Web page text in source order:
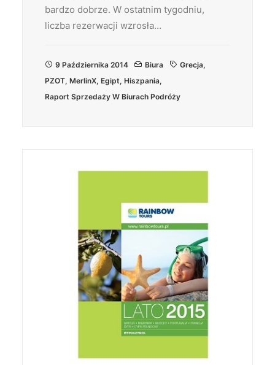
bardzo dobrze. W ostatnim tygodniu,
liczba rezerwacji wzrosła…
9 Października 2014 Biura Grecja,
PZOT, MerlinX, Egipt, Hiszpania,
Raport Sprzedaży W Biurach Podróży